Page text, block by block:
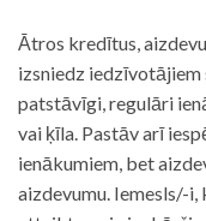
Ātros kredītus,
izsniedz iedzīvotājiem
patstāvīgi, regulāri
vai ķīla. Pastāv arī
ienākumiem, bet
aizdevumu. Iemesls/-i,